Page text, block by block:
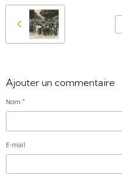
Ajouter un commentaire
Nom
E-mail